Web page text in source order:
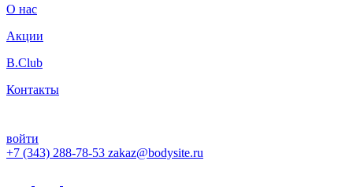
О нас
Акции
B.Club
Контакты
войти
+7 (343) 288-78-53 zakaz@bodysite.ru